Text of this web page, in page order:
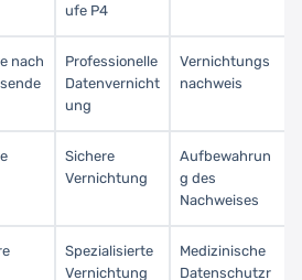
ufe P4
nach
Professionelle
Datenvernicht
ung
Vernichtungs
nachweis
Sichere
Vernichtung
Aufbewahrun
g des
Nachweises
Spezialisierte
Vernichtung
Medizinische
Datenschutzr